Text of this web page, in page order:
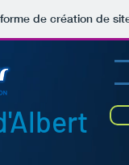
de création de